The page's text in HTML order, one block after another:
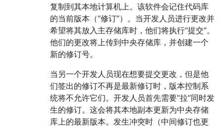
复制到其本地计算机上。该软件会记住代码库
的当前版本（“修订”）。当开发人员进行更改并
希望将其放入主存储库时，他们将执行“提交”。
他们的更改将上传到中央存储库，并创建一个
新的修订号。
当另一个开发人员现在想要提交更改，但是他
们签出的修订不再是最新修订时，版本控制系
统将不允许它们。开发人员首先需要“拉”同时发
生的修订。这会将其本地副本更新为中央存储
库上的最新版本。发生冲突时（中间修订也更